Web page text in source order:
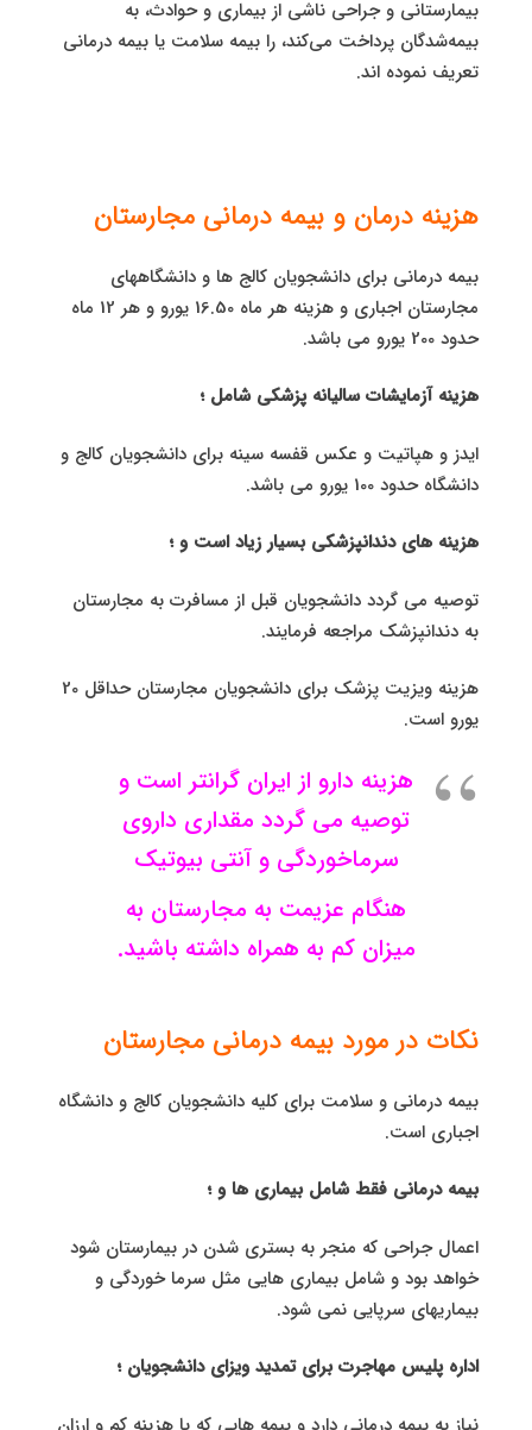
بیمارستانی و جراحی ناشی از بیماری و حوادث، به
بیمه‌شدگان پرداخت می‌کند، را بیمه سلامت یا بیمه درمانی
تعریف نموده اند.
هزینه درمان و بیمه درمانی مجارستان
بیمه درمانی برای دانشجویان کالج ها و دانشگاههای
مجارستان اجباری و هزینه هر ماه 16.50 یورو و هر 12 ماه
حدود 200 یورو می باشد.
هزینه آزمایشات سالیانه پزشكی شامل ؛
ایدز و هپاتیت و عکس قفسه سینه برای دانشجویان کالج و
دانشگاه حدود 100 یورو می باشد.
هزینه های دندانپزشکی بسیار زیاد است و ؛
توصیه می گردد دانشجویان قبل از مسافرت به مجارستان
به دندانپزشک مراجعه فرمایند.
هزینه ویزیت پزشک برای دانشجویان مجارستان حداقل 20
یورو است.
هزینه دارو از ایران گرانتر است و
توصیه می گردد مقداری داروی
سرماخوردگی و آنتی بیوتیک
هنگام عزیمت به مجارستان به
میزان کم به همراه داشته باشید.
نکات در مورد بیمه درمانی مجارستان
بیمه درمانی و سلامت برای كلیه دانشجویان کالج و دانشگاه
اجباری است.
بیمه درمانی فقط شامل بیماری ها و ؛
اعمال جراحی كه منجر به بستری شدن در بیمارستان شود
خواهد بود و شامل بیماری هایی مثل سرما خوردگی و
بیماریهای سرپایی نمی شود.
اداره پلیس مهاجرت برای تمدید ویزای دانشجویان ؛